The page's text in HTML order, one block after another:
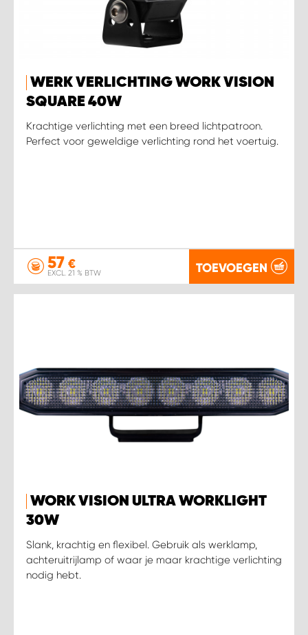
WERK VERLICHTING WORK VISION
SQUARE 40W
Krachtige verlichting met een breed lichtpatroon.
Perfect voor geweldige verlichting rond het voertuig.
57 €
EXCL. 21 % BTW TOEVOEGEN
WORK VISION ULTRA WORKLIGHT
30W
Slank, krachtig en flexibel. Gebruik als werklamp,
achteruitrijlamp of waar je maar krachtige verlichting
nodig hebt.